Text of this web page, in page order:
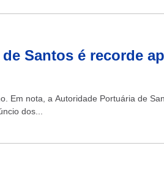
Santos é recorde
Em nota, a Autoridade Portuária de
dos...